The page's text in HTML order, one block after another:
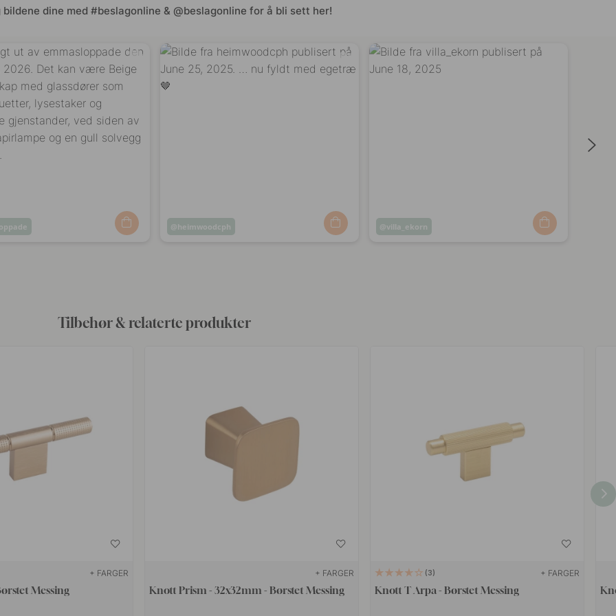
bildene dine med #beslagonline & @beslagonline for å bli sett her!
Innlegg
heimwoodcph
Innlegg
villa_ekorn
Tilbehør & relaterte produkter
+ FARGER
Messing
+ FARGER
Knott Prism - 32x32mm - Børstet Messing
3 + FARGER
Knott T Arpa - Børstet Messing